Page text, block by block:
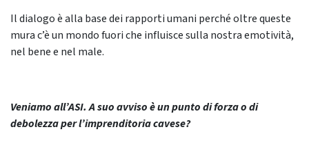
Il dialogo è alla base dei rapporti umani perché oltre queste
mura c’è un mondo fuori che influisce sulla nostra emotività,
nel bene e nel male.
Veniamo all’ASI. A suo avviso è un punto di forza o di
debolezza per l’imprenditoria cavese?